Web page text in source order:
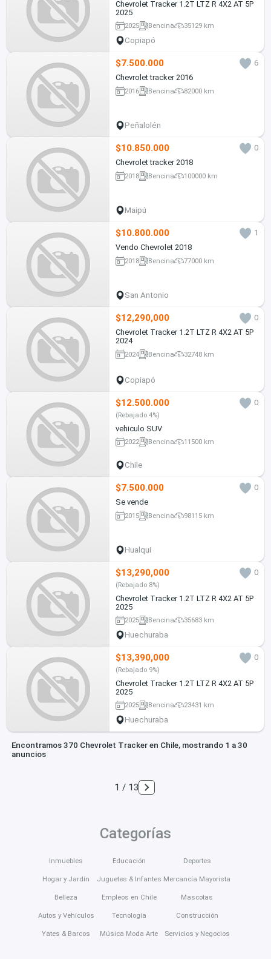
Chevrolet Tracker 1.2T LTZ R 4X2 AT 5P
2025
2025 Bencina 35129 km
Copiapó
$7.500.000
6
Chevrolet tracker 2016
2016 Bencina 82000 km
Peñalolén
$10.850.000
0
Chevrolet tracker 2018
2018 Bencina 100000 km
Maipú
$10.800.000
1
Vendo Chevrolet 2018
2018 Bencina 77000 km
San Antonio
$12,290,000
0
Chevrolet Tracker 1.2T LTZ R 4X2 AT 5P
2024
2024 Bencina 32748 km
Copiapó
$12.500.000 0
(Rebajado 4%)
vehiculo SUV
2022 Bencina 11500 km
Chile
$7.500.000
0
Se vende
2015 Bencina 98115 km
Hualqui
$13,290,000 0
(Rebajado 8%)
Chevrolet Tracker 1.2T LTZ R 4X2 AT 5P
2025
2025 Bencina 35683 km
Huechuraba
$13,390,000 0
(Rebajado 9%)
Chevrolet Tracker 1.2T LTZ R 4X2 AT 5P
2025
2025 Bencina 23431 km
Huechuraba
Encontramos 370 Chevrolet Tracker en Chile, mostrando 1 a 30
anuncios
1 / 13
Categorías
Inmuebles
Hogar y Jardín
Belleza
Autos y Vehículos
Yates & Barcos
Educación
Juguetes & Infantes
Empleos en Chile
Tecnología
Música Moda Arte
Deportes
Mercancía Mayorista
Mascotas
Construcción
Servicios y Negocios